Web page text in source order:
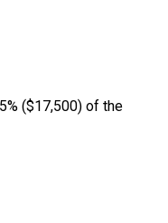
($17,500) of the